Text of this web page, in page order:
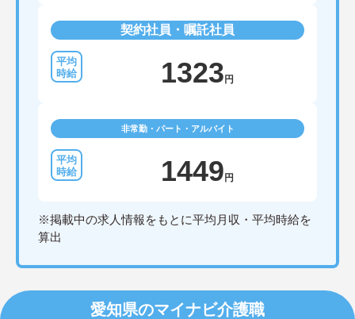
契約社員・嘱託社員
1323 円
非常勤・パート・アルバイト
1449 円
※掲載中の求人情報をもとに平均月収・平均時給を
算出
愛知県のマイナビ介護職